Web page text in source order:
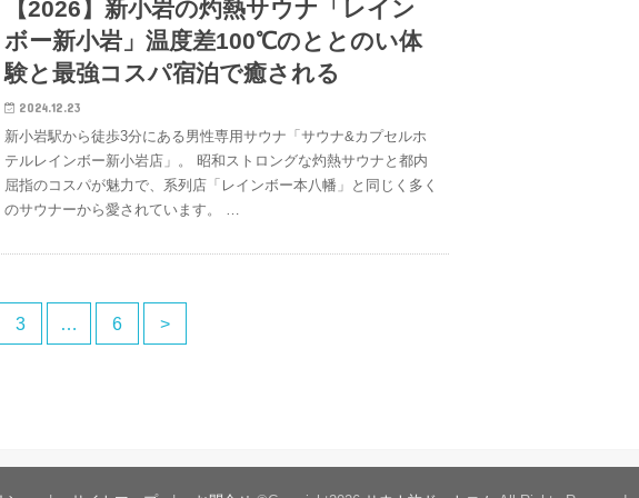
【2026】新小岩の灼熱サウナ「レイン
ボー新小岩」温度差100℃のととのい体
験と最強コスパ宿泊で癒される
2024.12.23
新小岩駅から徒歩3分にある男性専用サウナ「サウナ&カプセルホ
テルレインボー新小岩店」。 昭和ストロングな灼熱サウナと都内
屈指のコスパが魅力で、系列店「レインボー本八幡」と同じく多く
のサウナーから愛されています。 …
3 … 6 >